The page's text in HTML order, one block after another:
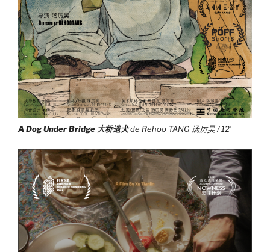
A Dog Under Bridge 大桥遗犬de Rehoo TANG 汤厉昊 / 12’